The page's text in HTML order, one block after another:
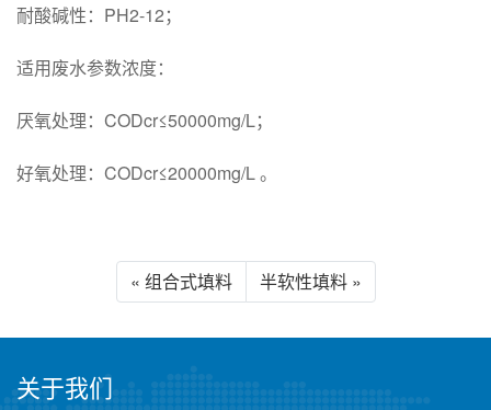
耐酸碱性：PH2-12；
适用废水参数浓度：
厌氧处理：CODcr≤50000mg/L；
好氧处理：CODcr≤20000mg/L 。
« 组合式填料 半软性填料 »
关于我们